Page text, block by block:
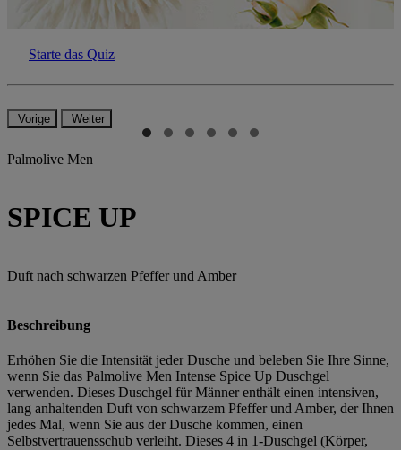
Starte das Quiz
Vorige Weiter
Palmolive Men
SPICE UP
Duft nach schwarzen Pfeffer und Amber
Beschreibung
Erhöhen Sie die Intensität jeder Dusche und beleben Sie Ihre Sinne,
wenn Sie das Palmolive Men Intense Spice Up Duschgel
verwenden. Dieses Duschgel für Männer enthält einen intensiven,
lang anhaltenden Duft von schwarzem Pfeffer und Amber, der Ihnen
jedes Mal, wenn Sie aus der Dusche kommen, einen
Selbstvertrauensschub verleiht. Dieses 4 in 1-Duschgel (Körper,